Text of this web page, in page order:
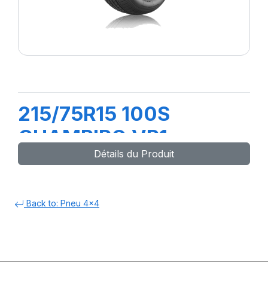
215/75R15 100S
CHAMPIRO VP1
Détails du Produit
Back to: Pneu 4x4